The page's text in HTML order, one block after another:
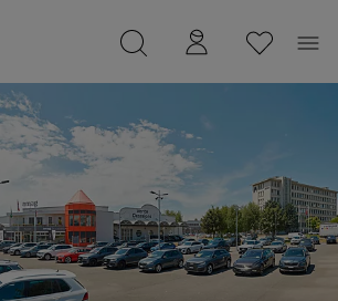
è stato salvato